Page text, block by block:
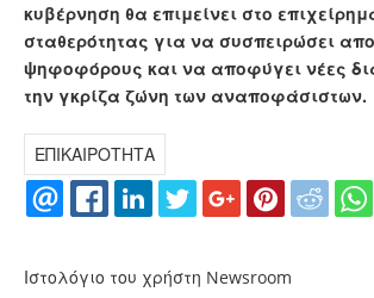
κυβέρνηση θα επιμείνει στο
σταθερότητας για να συσπειρώσει
ψηφοφόρους και να αποφύγει νέες
την γκρίζα ζώνη των αναποφάσιστων.
ΕΠΙΚΑΙΡΟΤΗΤΑ
Ιστολόγιο του χρήστη Newsroom